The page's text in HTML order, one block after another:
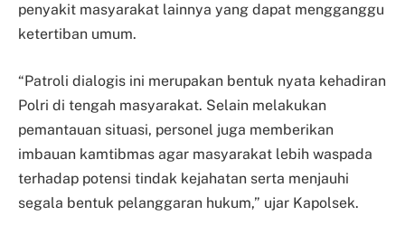
penyakit masyarakat lainnya yang dapat mengganggu
ketertiban umum.
“Patroli dialogis ini merupakan bentuk nyata kehadiran
Polri di tengah masyarakat. Selain melakukan
pemantauan situasi, personel juga memberikan
imbauan kamtibmas agar masyarakat lebih waspada
terhadap potensi tindak kejahatan serta menjauhi
segala bentuk pelanggaran hukum,” ujar Kapolsek.